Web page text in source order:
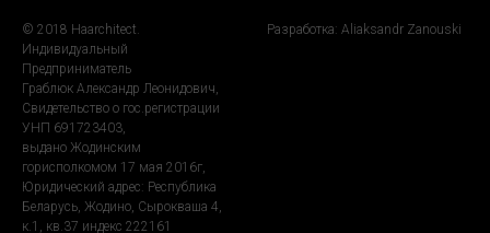
© 2018 Haarchitect.
Индивидуальный
Предприниматель
Граблюк Александр Леонидович,
Свидетельство о гос.регистрации
УНП 691723403,
выдано Жодинским
горисполкомом 17 мая 2016г,
Юридический адрес: Республика
Беларусь, Жодино, Сырокваша 4,
к.1, кв.37 индекс 222161
Разработка: Aliaksandr Zanouski